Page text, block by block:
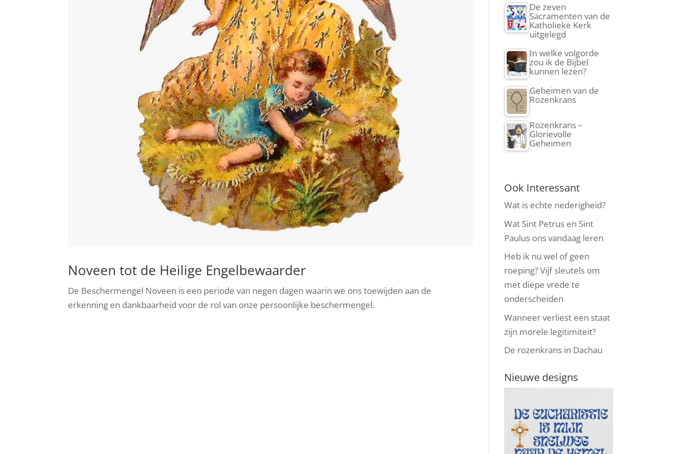
Noveen tot de Heilige Engelbewaarder
De Beschermengel Noveen is een periode van negen dagen waarin we ons toewijden aan de
erkenning en dankbaarheid voor de rol van onze persoonlijke beschermengel.
De zeven
Sacramenten van de
Katholieke Kerk
uitgelegd
In welke volgorde
zou ik de Bijbel
kunnen lezen?
Geheimen van de
Rozenkrans
Rozenkrans –
Glorievolle
Geheimen
Ook Interessant
Wat is echte nederigheid?
Wat Sint Petrus en Sint
Paulus ons vandaag leren
Heb ik nu wel of geen
roeping? Vijf sleutels om
met diepe vrede te
onderscheiden
Wanneer verliest een staat
zijn morele legitimiteit?
De rozenkrans in Dachau
Nieuwe designs